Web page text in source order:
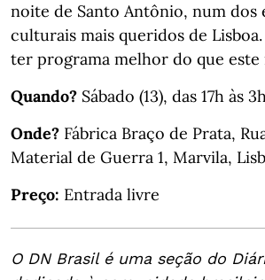
noite de Santo Antônio, num dos
culturais mais queridos de
ter programa melhor do que este
Quando? Sábado (13), das 17h às
Onde? Fábrica Braço de Prata,
Material de Guerra 1, Marvila,
Preço: Entrada livre
O DN Brasil é uma seção do